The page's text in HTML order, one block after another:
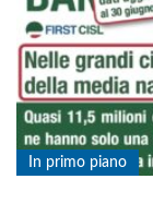
In primo piano